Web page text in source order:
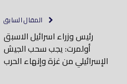
المقال السابق
رئيس وزراء اسرائيل الاسبق
أولمرت: يجب سحب الجيش
الإسرائيلي من غزة وإنهاء الحرب